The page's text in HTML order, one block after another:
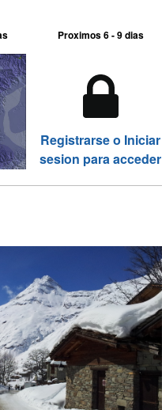
Proximos 6 - 9 dias
Registrarse o Iniciar
sesion para acceder